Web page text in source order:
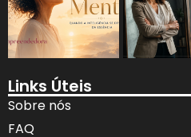
Links Úteis
Sobre nós
FAQ